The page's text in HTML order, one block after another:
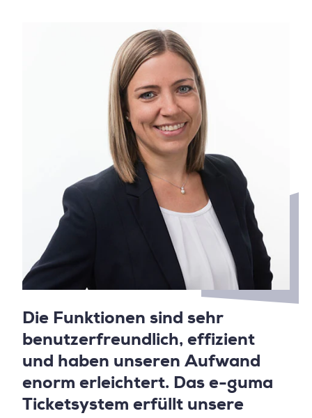
Die Funktionen sind sehr
benutzerfreundlich, effizient
und haben unseren Aufwand
enorm erleichtert. Das e-guma
Ticketsystem erfüllt unsere